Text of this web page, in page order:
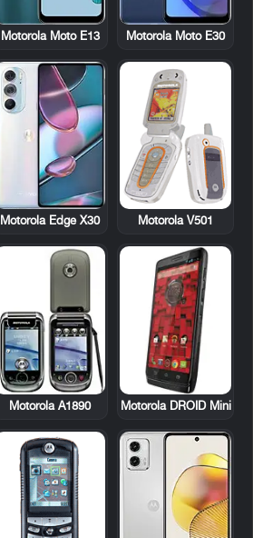
Motorola Moto E30
Motorola Moto E13
Motorola V501
Motorola Edge X30
Motorola DROID Mini
Motorola A1890